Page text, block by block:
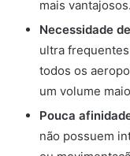
mais vantajosos.
Necessidade
ultra
todos os
um volume
Pouca
não possuem